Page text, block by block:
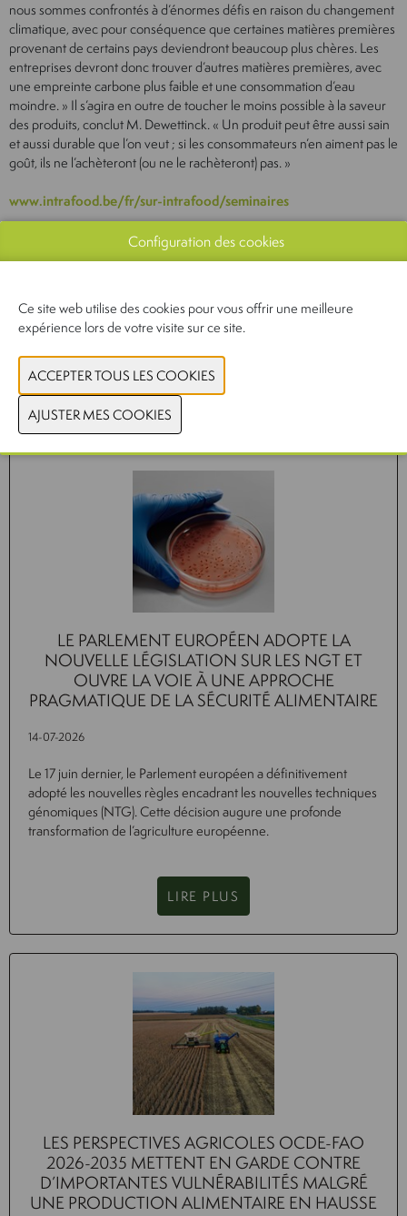
nous sommes confrontés à d’énormes défis en raison du changement
climatique, avec pour conséquence que certaines matières premières
provenant de certains pays deviendront beaucoup plus chères. Les
entreprises devront donc trouver d’autres matières premières, avec
une empreinte carbone plus faible et une consommation d’eau
moindre. » Il s’agira en outre de toucher le moins possible à la saveur
des produits, conclut M. Dewettinck. « Un produit peut être aussi sain
et aussi durable que l’on veut ; si les consommateurs n’en aiment pas le
goût, ils ne l’achèteront (ou ne le rachèteront) pas. »
www.intrafood.be/fr/sur-intrafood/seminaires
Actualités connexes
LE PARLEMENT EUROPÉEN ADOPTE LA
NOUVELLE LÉGISLATION SUR LES NGT ET
OUVRE LA VOIE À UNE APPROCHE
PRAGMATIQUE DE LA SÉCURITÉ ALIMENTAIRE
14-07-2026
Le 17 juin dernier, le Parlement européen a définitivement
adopté les nouvelles règles encadrant les nouvelles techniques
génomiques (NTG). Cette décision augure une profonde
transformation de l’agriculture européenne.
LIRE PLUS
LES PERSPECTIVES AGRICOLES OCDE-FAO
2026-2035 METTENT EN GARDE CONTRE
D’IMPORTANTES VULNÉRABILITÉS MALGRÉ
UNE PRODUCTION ALIMENTAIRE EN HAUSSE
Configuration des cookies
Ce site web utilise des cookies pour vous offrir une meilleure
expérience lors de votre visite sur ce site.